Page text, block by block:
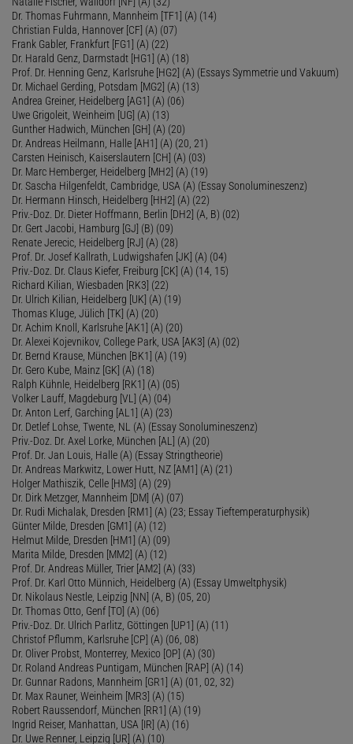
Dr. Thomas Fuhrmann, Mannheim [TF1] (A) (14)
Christian Fulda, Hannover [CF] (A) (07)
Frank Gabler, Frankfurt [FG1] (A) (22)
Dr. Harald Genz, Darmstadt [HG1] (A) (18)
Prof. Dr. Henning Genz, Karlsruhe [HG2] (A) (Essays Symmetrie und Vakuum)
Dr. Michael Gerding, Potsdam [MG2] (A) (13)
Andrea Greiner, Heidelberg [AG1] (A) (06)
Uwe Grigoleit, Weinheim [UG] (A) (13)
Gunther Hadwich, München [GH] (A) (20)
Dr. Andreas Heilmann, Halle [AH1] (A) (20, 21)
Carsten Heinisch, Kaiserslautern [CH] (A) (03)
Dr. Marc Hemberger, Heidelberg [MH2] (A) (19)
Dr. Sascha Hilgenfeldt, Cambridge, USA (A) (Essay Sonolumineszenz)
Dr. Hermann Hinsch, Heidelberg [HH2] (A) (22)
Priv.-Doz. Dr. Dieter Hoffmann, Berlin [DH2] (A, B) (02)
Dr. Gert Jacobi, Hamburg [GJ] (B) (09)
Renate Jerecic, Heidelberg [RJ] (A) (28)
Prof. Dr. Josef Kallrath, Ludwigshafen [JK] (A) (04)
Priv.-Doz. Dr. Claus Kiefer, Freiburg [CK] (A) (14, 15)
Richard Kilian, Wiesbaden [RK3] (22)
Dr. Ulrich Kilian, Heidelberg [UK] (A) (19)
Thomas Kluge, Jülich [TK] (A) (20)
Dr. Achim Knoll, Karlsruhe [AK1] (A) (20)
Dr. Alexei Kojevnikov, College Park, USA [AK3] (A) (02)
Dr. Bernd Krause, München [BK1] (A) (19)
Dr. Gero Kube, Mainz [GK] (A) (18)
Ralph Kühnle, Heidelberg [RK1] (A) (05)
Volker Lauff, Magdeburg [VL] (A) (04)
Dr. Anton Lerf, Garching [AL1] (A) (23)
Dr. Detlef Lohse, Twente, NL (A) (Essay Sonolumineszenz)
Priv.-Doz. Dr. Axel Lorke, München [AL] (A) (20)
Prof. Dr. Jan Louis, Halle (A) (Essay Stringtheorie)
Dr. Andreas Markwitz, Lower Hutt, NZ [AM1] (A) (21)
Holger Mathiszik, Celle [HM3] (A) (29)
Dr. Dirk Metzger, Mannheim [DM] (A) (07)
Dr. Rudi Michalak, Dresden [RM1] (A) (23; Essay Tieftemperaturphysik)
Günter Milde, Dresden [GM1] (A) (12)
Helmut Milde, Dresden [HM1] (A) (09)
Marita Milde, Dresden [MM2] (A) (12)
Prof. Dr. Andreas Müller, Trier [AM2] (A) (33)
Prof. Dr. Karl Otto Münnich, Heidelberg (A) (Essay Umweltphysik)
Dr. Nikolaus Nestle, Leipzig [NN] (A, B) (05, 20)
Dr. Thomas Otto, Genf [TO] (A) (06)
Priv.-Doz. Dr. Ulrich Parlitz, Göttingen [UP1] (A) (11)
Christof Pflumm, Karlsruhe [CP] (A) (06, 08)
Dr. Oliver Probst, Monterrey, Mexico [OP] (A) (30)
Dr. Roland Andreas Puntigam, München [RAP] (A) (14)
Dr. Gunnar Radons, Mannheim [GR1] (A) (01, 02, 32)
Dr. Max Rauner, Weinheim [MR3] (A) (15)
Robert Raussendorf, München [RR1] (A) (19)
Ingrid Reiser, Manhattan, USA [IR] (A) (16)
Dr. Uwe Renner, Leipzig [UR] (A) (10)